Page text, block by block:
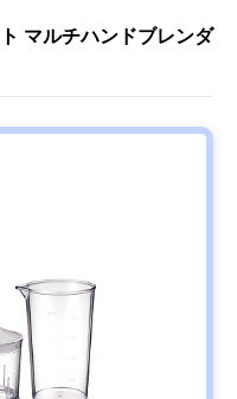
マルチハンドブレンダ